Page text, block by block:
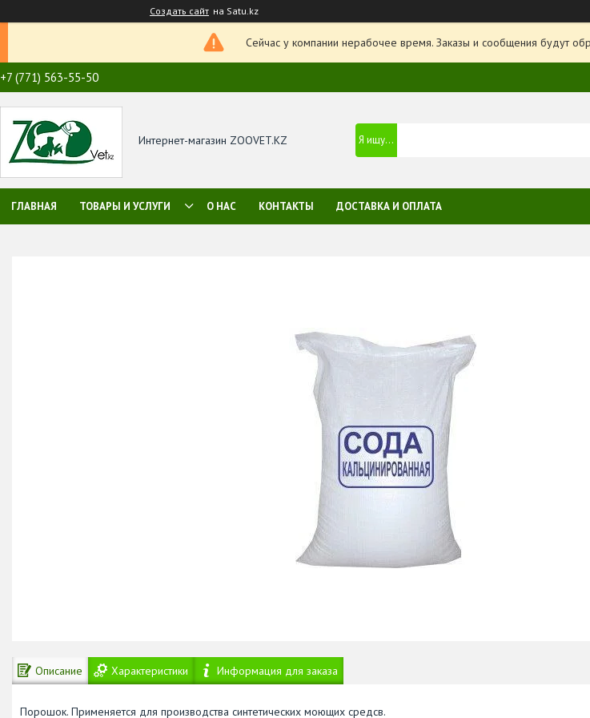
Создать сайт на Satu.kz
Сейчас у компании нерабочее время. Заказы и сообщения будут
+7 (771) 563-55-50
Интернет-магазин ZOOVET.KZ
ГЛАВНАЯ ТОВАРЫ И УСЛУГИ О НАС КОНТАКТЫ ДОСТАВКА И ОПЛАТА
Описание Характеристики Информация для заказа
Порошок. Применяется для производства синтетических моющих средсв.